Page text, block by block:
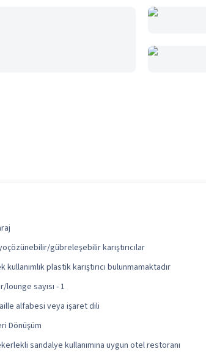
gübreleşebilir karıştırıcılar
kullanımlık plastik karıştırıcı bulunmamaktadır
lounge sayısı - 1
alfabesi veya işaret dili
Dönüşüm
sandalye kullanımına uygun otel restoranı